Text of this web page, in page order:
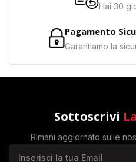
Hai 30
Pagamento
Garantiamo la
Sottoscrivi
Rimani aggiornato sulle